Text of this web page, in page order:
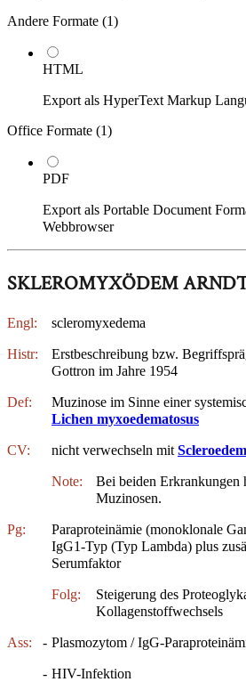
Andere Formate (1)
HTML
Export als HyperText Markup
Office Formate (1)
PDF
Export als Portable Document
Webbrowser
SKLEROMYXÖDEM
Engl: scleromyxedema
Histr:
Erstbeschreibung bzw.
Gottron im Jahre 1954
Def:
Muzinose im Sinne einer
Lichen myxoedematosus
CV: nicht verwechseln mit
Note:
Bei beiden Erkrankungen
Muzinosen.
Pg:
Paraproteinämie (monoklonale
IgG1-Typ (Typ Lambda) plus
Serumfaktor
Folg:
Steigerung des
Kollagenstoffwechsels
Ass: - Plasmozytom / IgG-
- HIV-Infektion